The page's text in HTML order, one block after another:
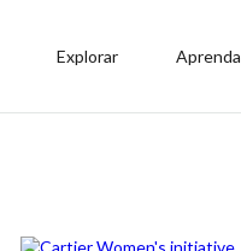
Explorar Aprenda